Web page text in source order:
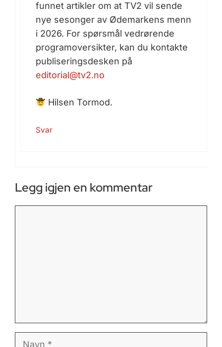
funnet artikler om at TV2 vil sende
nye sesonger av Ødemarkens menn
i 2026. For spørsmål vedrørende
programoversikter, kan du kontakte
publiseringsdesken på
editorial@tv2.no
Hilsen Tormod.
Svar
Legg igjen en kommentar
Navn